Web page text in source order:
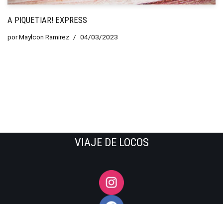
A PIQUETIAR! EXPRESS
porMaylcon Ramirez 04/03/2023
VIAJE DE LOCOS